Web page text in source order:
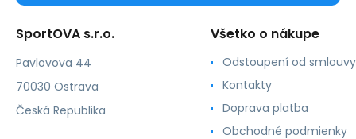
SportOVA s.r.o.
Pavlovova 44
70030 Ostrava
Česká Republika
Všetko o nákupe
Odstoupení od smlouvy
Kontakty
Doprava platba
Obchodné podmienky